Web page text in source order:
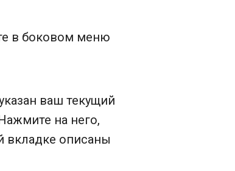
в боковом меню
ваш текущий
на него,
вкладке описаны